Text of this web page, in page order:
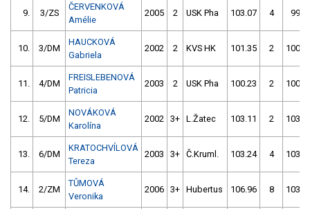
9. 3/ZS
ČERVENKOVÁ
Amélie
2005 2 USK Pha 103.07 4
10. 3/DM
HAUCKOVÁ
Gabriela
2002 2 KVS HK 101.35 2
11. 4/DM
FREISLEBENOVÁ
Patricia
2003 2 USK Pha 100.23 2
12. 5/DM
NOVÁKOVÁ
Karolína
2002 3+ L.Žatec 103.11 2
13. 6/DM
KRATOCHVÍLOVÁ
Tereza
2003 3+ Č.Kruml. 103.24 4
14. 2/ZM
TŮMOVÁ
Veronika
2006 3+ Hubertus 106.96 8